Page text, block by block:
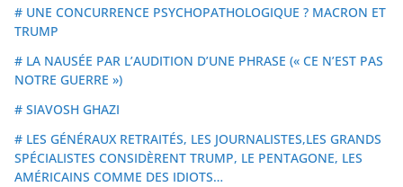
# UNE CONCURRENCE PSYCHOPATHOLOGIQUE ? MACRON ET
TRUMP
# LA NAUSÉE PAR L’AUDITION D’UNE PHRASE (« CE N’EST PAS
NOTRE GUERRE »)
# SIAVOSH GHAZI
# LES GÉNÉRAUX RETRAITÉS, LES JOURNALISTES,LES GRANDS
SPÉCIALISTES CONSIDÈRENT TRUMP, LE PENTAGONE, LES
AMÉRICAINS COMME DES IDIOTS…